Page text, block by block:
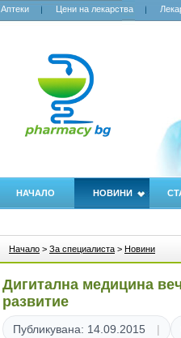
Аптеки Цени на лекарства
НАЧАЛО НОВИНИ
Начало > За специалиста > Новини
Дигитална медицина
развитие
Публикувана: 14.09.2015